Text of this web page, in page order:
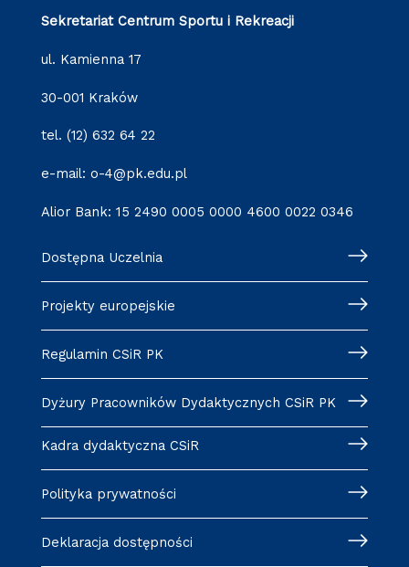
Sekretariat Centrum Sportu i Rekreacji
ul. Kamienna 17
30-001 Kraków
tel. (12) 632 64 22
e-mail: o-4@pk.edu.pl
Alior Bank: 15 2490 0005 0000 4600 0022 0346
Dostępna Uczelnia
Projekty europejskie
Regulamin CSiR PK
Dyżury Pracowników Dydaktycznych CSiR PK
Kadra dydaktyczna CSiR
Polityka prywatności
Deklaracja dostępności